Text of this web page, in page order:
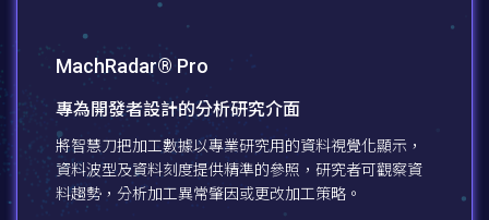
MachRadar® Pro
專為開發者設計的分析研究介面
將智慧刀把加工數據以專業研究用的資料視覺化顯示，
資料波型及資料刻度提供精準的參照，研究者可觀察資
料趨勢，分析加工異常肇因或更改加工策略。